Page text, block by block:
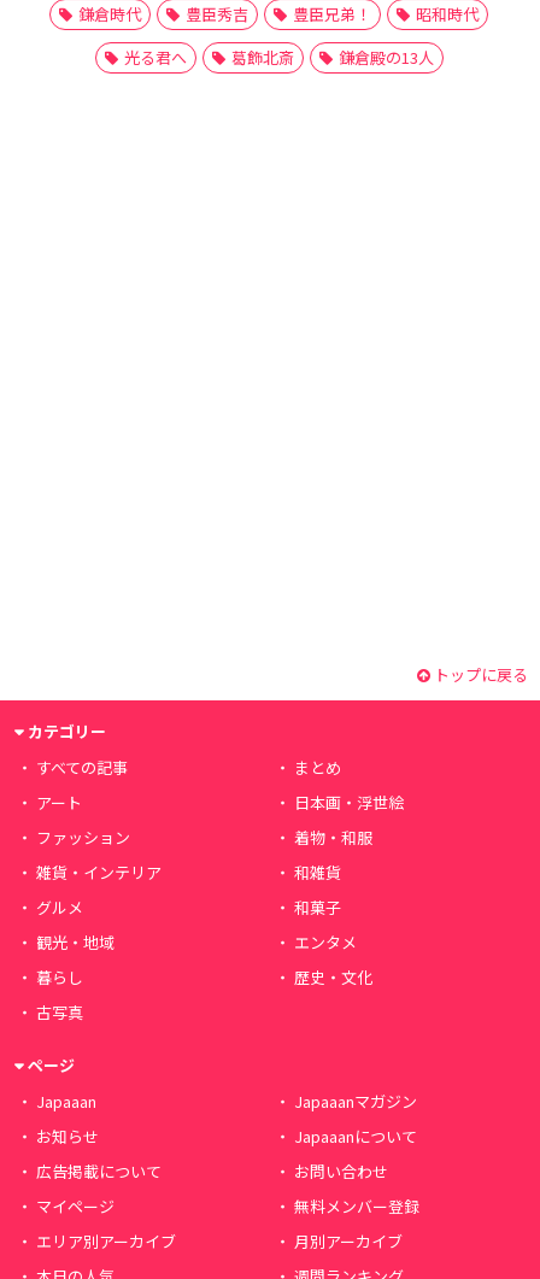
鎌倉時代
豊臣秀吉 豊臣兄弟！
昭和時代
光る君へ
葛飾北斎 鎌倉殿の13人
トップに戻る
カテゴリー
すべての記事
まとめ
アート
日本画・浮世絵
ファッション
着物・和服
雑貨・インテリア
和雑貨
グルメ
和菓子
観光・地域
エンタメ
暮らし
歴史・文化
古写真
ページ
Japaaan
Japaaanマガジン
お知らせ
Japaaanについて
広告掲載について
お問い合わせ
マイページ
無料メンバー登録
エリア別アーカイブ
月別アーカイブ